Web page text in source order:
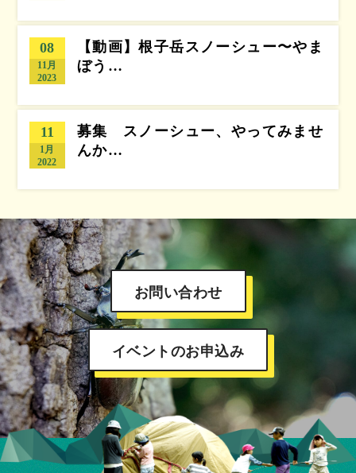
08
11月
2023
【動画】根子岳スノーシュー〜やま
ぼう…
11
1月
2022
募集 スノーシュー、やってみませ
んか…
お問い合わせ
イベントのお申込み